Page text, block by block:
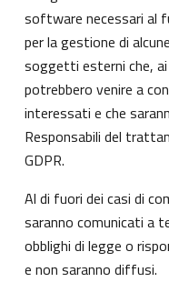
software necessari al
per la gestione di
soggetti esterni che,
potrebbero venire a
interessati e che
Responsabili del
GDPR.
Al di fuori dei casi di
saranno comunicati a
obblighi di legge o
e non saranno diffusi.